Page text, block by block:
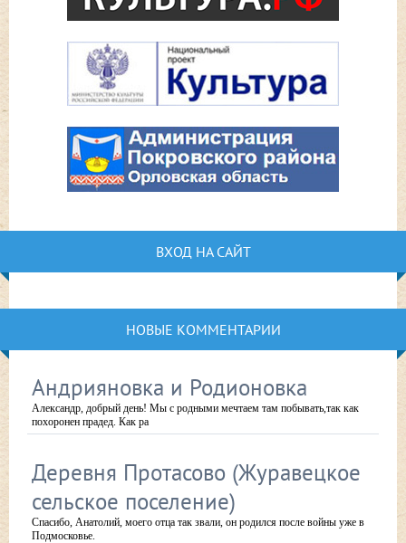
ВХОД НА САЙТ
НОВЫЕ КОММЕНТАРИИ
Андрияновка и Родионовка
Александр, добрый день! Мы с родными мечтаем там побывать,так как
похоронен прадед. Как ра
Деревня Протасово (Журавецкое
сельское поселение)
Спасибо, Анатолий, моего отца так звали, он родился после войны уже в
Подмосковье.